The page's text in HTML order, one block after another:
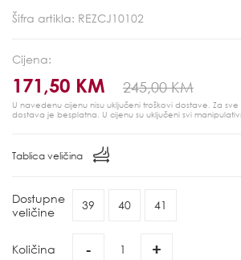
Šifra artikla: REZCJ10102
Cijena:
171,50 KM 245,00 KM
U navedenu cijenu nisu uključeni troškovi dostave. Za sve
dostava je besplatna. U cijenu su uključeni svi
Tablica veličina
Dostupne
veličine
39 40 41
Količina - +